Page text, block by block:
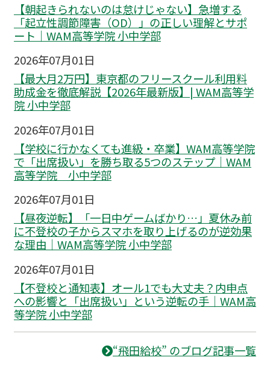
【朝起きられないのは怠けじゃない】急増する
「起立性調節障害（OD）」の正しい理解とサポ
ート｜WAM高等学院 小中学部
2026年07月01日
【最大月2万円】東京都のフリースクール利用料
助成金を徹底解説【2026年最新版】| WAM高等学
院 小中学部
2026年07月01日
【学校に行かなくても進級・卒業】WAM高等学院
で「出席扱い」を勝ち取る5つのステップ｜WAM
高等学院 小中学部
2026年07月01日
【昼夜逆転】「一日中ゲームばかり…」夏休み前
に不登校の子からスマホを取り上げるのが逆効果
な理由｜WAM高等学院 小中学部
2026年07月01日
【不登校と通知表】オール1でも大丈夫？内申点
への影響と「出席扱い」という逆転の手｜WAM高
等学院 小中学部
“飛田給校” のブログ記事一覧